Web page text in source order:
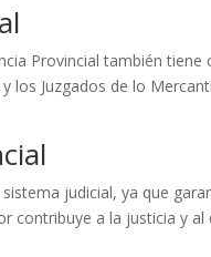
Provincial también tiene
los Juzgados de lo
judicial, ya que
contribuye a la justicia y